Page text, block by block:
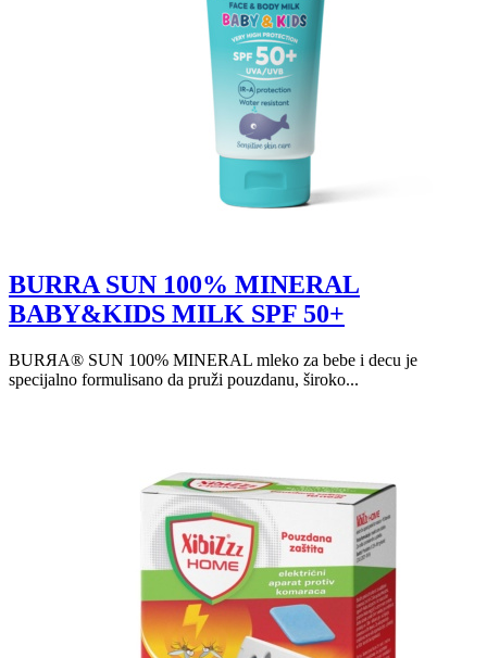
BURRA SUN 100% MINERAL
BABY&KIDS MILK SPF 50+
BURЯA® SUN 100% MINERAL mleko za bebe i decu je
specijalno formulisano da pruži pouzdanu, široko...